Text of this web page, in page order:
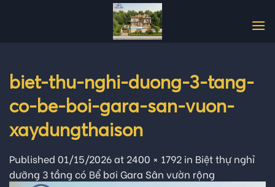
biet-thu-nghi-duong-3-tang-
co-be-boi-gara-san-vuon-
xaydungthaison
Published 01/15/2026at 2400 × 1792 in Biệt thự nghỉ
dưỡng 3 tầng có Bể bơi Gara Sân vườn rộng